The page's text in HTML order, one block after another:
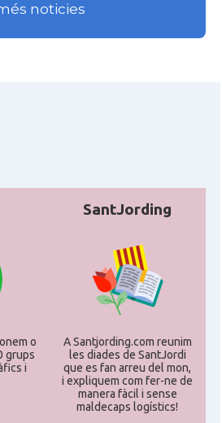
Catalans a IOWA
Catalans a Las Vegas
Catalans a Los Angeles
Catalans a Maine, USA
Catalans a MIAMI
Catalans a MINNESOTA
noticies
o
grups
i
SantJording
A Santjording.com reunim
les diades de SantJordi
que es fan arreu del mon,
i expliquem com fer-ne de
manera fàcil i sense
maldecaps logí­stics!